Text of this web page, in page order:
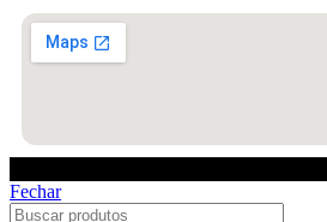
Fechar